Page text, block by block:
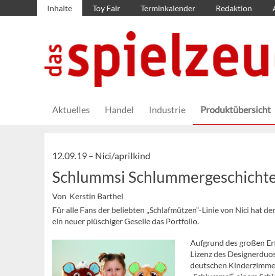
Inhalte Toy Fair Terminkalender Redaktion
Aktuelles Handel Industrie Produktübersicht
12.09.19 – Nici/aprilkind
Schlummsi
Von Kerstin Barthel
Für alle Fans der beliebten „Schlafmützen“-Linie von Nici hat
ein neuer plüschiger Geselle das Portfolio.
Aufgrund des großen
Lizenz des
deutschen